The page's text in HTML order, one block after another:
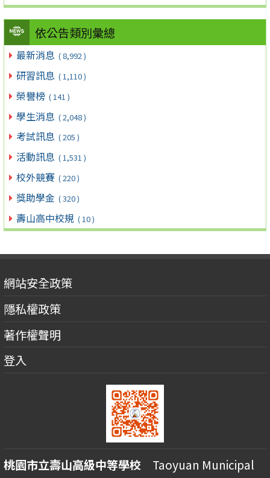
依公告類別彙總
最新消息 ( 8,992 )
研習訊息 ( 1,110 )
榮譽榜 ( 141 )
學生消息 ( 2,048 )
考試訊息 ( 205 )
活動訊息 ( 1,531 )
校外競賽 ( 220 )
獎助學金 ( 320 )
壽山高中校規 ( 10 )
網站安全政策
隱私權政策
著作權聲明
登入
桃園市立壽山高級中等學校 Taoyuan Municipal